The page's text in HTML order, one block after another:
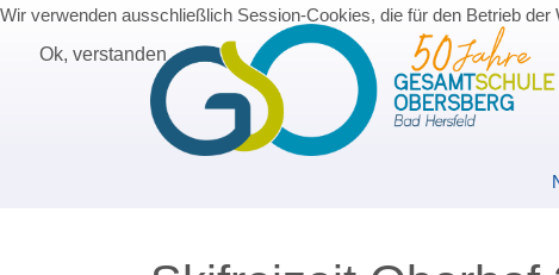
Wir verwenden ausschließlich Session-Cookies, die für den Betrieb
Ok, verstanden